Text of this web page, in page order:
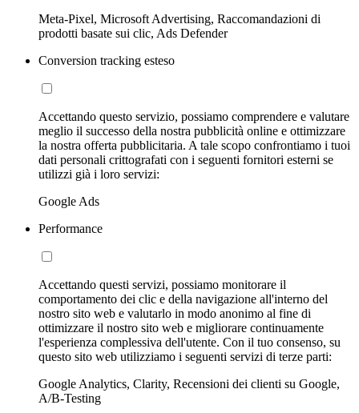
Meta-Pixel, Microsoft Advertising, Raccomandazioni di
prodotti basate sui clic, Ads Defender
Conversion tracking esteso
Accettando questo servizio, possiamo comprendere e valutare
meglio il successo della nostra pubblicità online e ottimizzare
la nostra offerta pubblicitaria. A tale scopo confrontiamo i tuoi
dati personali crittografati con i seguenti fornitori esterni se
utilizzi già i loro servizi:
Google Ads
Performance
Accettando questi servizi, possiamo monitorare il
comportamento dei clic e della navigazione all'interno del
nostro sito web e valutarlo in modo anonimo al fine di
ottimizzare il nostro sito web e migliorare continuamente
l'esperienza complessiva dell'utente. Con il tuo consenso, su
questo sito web utilizziamo i seguenti servizi di terze parti:
Google Analytics, Clarity, Recensioni dei clienti su Google,
A/B-Testing